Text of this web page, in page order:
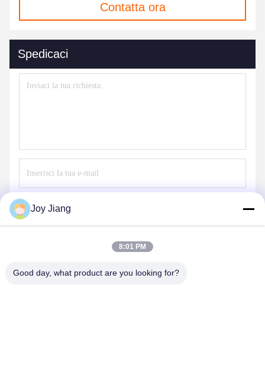
Contatta ora
Spedicaci
Joy Jiang
8:01 PM
Good day, what product are you looking for?